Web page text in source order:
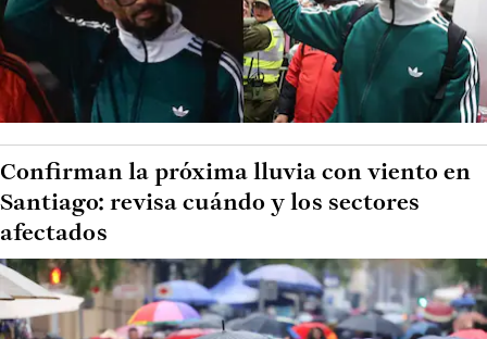
Confirman la próxima lluvia con viento en
Santiago: revisa cuándo y los sectores
afectados